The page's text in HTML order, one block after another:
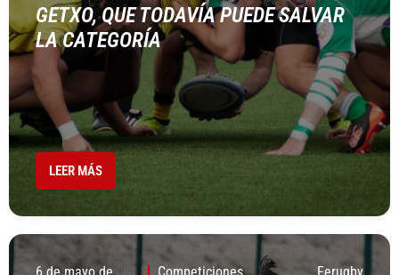
GETXO, QUE TODAVÍA PUEDE SALVAR
LA CATEGORÍA
LEER MÁS